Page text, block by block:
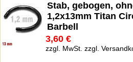
Stab, gebogen,
1,2x13mm Titan
Barbell
3,60 €
zzgl. MwSt. zzgl.